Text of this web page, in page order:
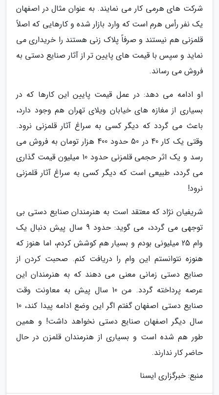
شرکت های هرمی کار می نمایند. به عنوان مثال در اصفهان
یک نفر رأس هرم است که وارد بازار شده و کارهایی که اصلاً
قلمزنی هم نیستند و صرفاً پلاک زنی هستند را خریداری می
نماید و سپس با قیمت های پایین تر از آثار صنایع دستی به
فروش می رساند.
او ادامه می دهد: در عمل قیمت پایین این کارها که در
بسیاری از مغازه های خیابان ویلای تهران هم وجود دارد،
باعث می گردد که دیگر کسی به سراغ آثار قلمزنی نرود.
وقتی یک کار 40 در 50 حدود 400 هزار تومان به فروش می
رسد و یک اثر حجمی قلمزنی حدود 10 میلیون قیمت گذاری
می گردد، طبیعی است که دیگر کسی به سراغ آثار قلمزنی
نرود!
شریفیان نژاد که معتقد است به هنرمندان صنایع دستی بی
توجهی می گردد، می گوید: حدود 9 سال پیش دنبال یک
وام 25 میلیونی بودم و بسیار هم کوشش کردم، اما هنوز که
هنوزه نتوانستم این وام را دریافت کنم. صحبت کردن از
صنایع دستی زمانی معنی می دهند که به هنرمندان این
عرصه پرداخته گردد. من 10 سال پیش به معاونت وقت
صنایع دستی اصفهان گفتم اگر این وضع ادامه پیدا کند، 10
سال دیگر اصفهان صنایع دستی نخواهد داشت! و همین
طور هم شده است و بسیاری از هنرمندان قلمزن در حال
حاضر کار ندارند.
منبع: خبرگزاری ایسنا